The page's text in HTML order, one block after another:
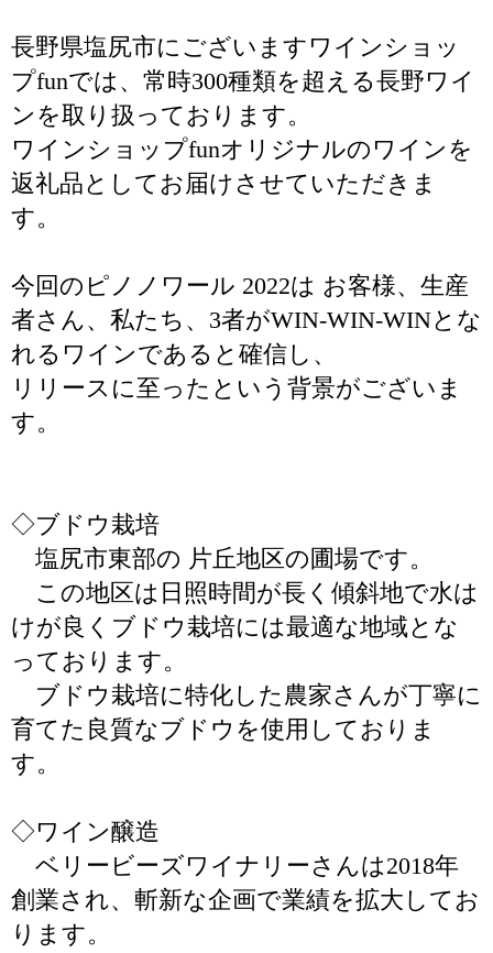
長野県塩尻市にございますワインショッ
プfunでは、常時300種類を超える長野ワイ
ンを取り扱っております。
ワインショップfunオリジナルのワインを
返礼品としてお届けさせていただきま
す。
今回のピノノワール 2022は お客様、生産
者さん、私たち、3者がWIN-WIN-WINとな
れるワインであると確信し、
リリースに至ったという背景がございま
す。
◇ブドウ栽培
塩尻市東部の 片丘地区の圃場です。
この地区は日照時間が長く傾斜地で水は
けが良くブドウ栽培には最適な地域とな
っております。
ブドウ栽培に特化した農家さんが丁寧に
育てた良質なブドウを使用しておりま
す。
◇ワイン醸造
ベリービーズワイナリーさんは2018年
創業され、斬新な企画で業績を拡大してお
ります。